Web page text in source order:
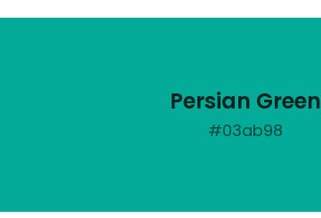
Persian Green
#03ab98